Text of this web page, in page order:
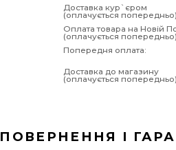
Доставка кур`єром
(оплачується
Оплата товара на Новій
(оплачується
Попередня оплата:
Доставка до магазину
(оплачується
ПОВЕРНЕННЯ І